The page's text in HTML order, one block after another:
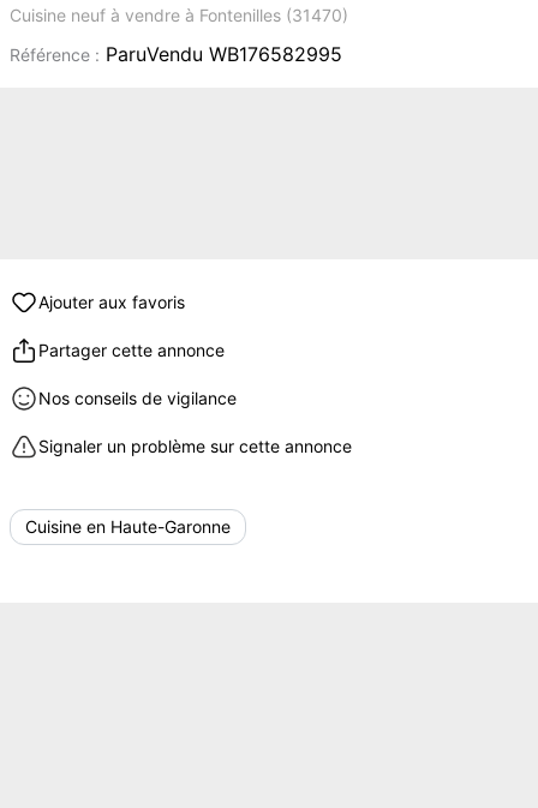
Cuisine neuf à vendre à Fontenilles (31470)
Référence : ParuVendu WB176582995
Ajouter aux favoris
Partager cette annonce
Nos conseils de vigilance
Signaler un problème sur cette annonce
Cuisine en Haute-Garonne